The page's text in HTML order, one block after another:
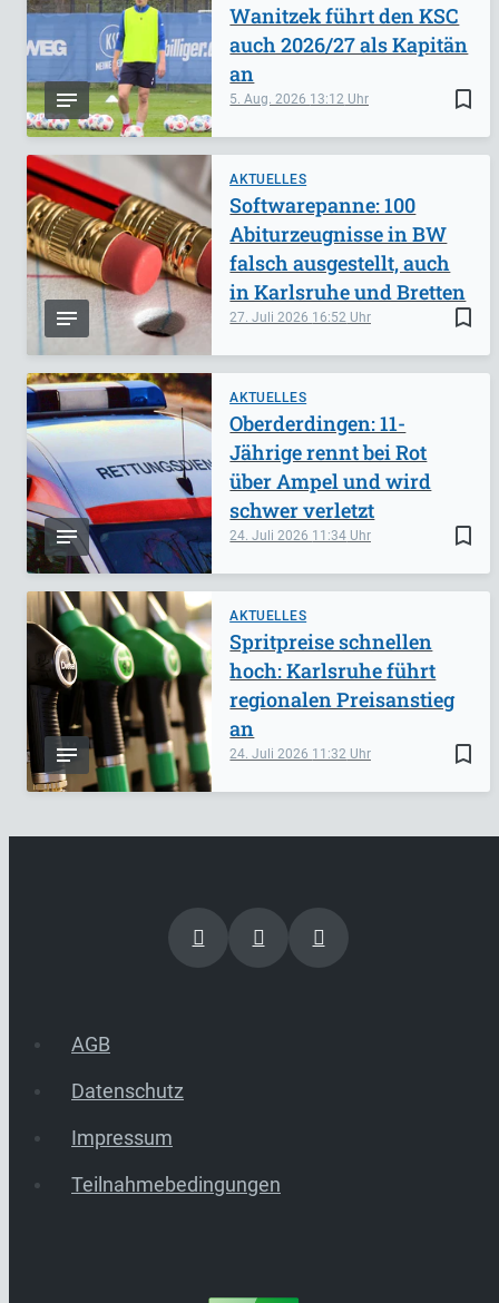
bookmark_border
5. Aug. 2026 13:12
Wanitzek führt den KSC
auch 2026/27 als Kapitän
an
AKTUELLES
bookmark_border
27. Juli 2026 16:52
Softwarepanne: 100
Abiturzeugnisse in BW
falsch ausgestellt, auch
in Karlsruhe und Bretten
AKTUELLES
bookmark_border
24. Juli 2026 11:34
Oberderdingen: 11-
Jährige rennt bei Rot
über Ampel und wird
schwer verletzt
AKTUELLES
bookmark_border
24. Juli 2026 11:32
Spritpreise schnellen
hoch: Karlsruhe führt
regionalen Preisanstieg
an
AGB
Datenschutz
Impressum
Teilnahmebedingungen